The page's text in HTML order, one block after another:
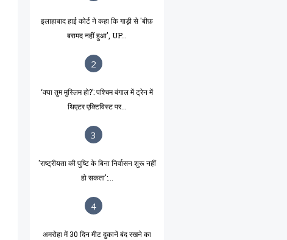
इलाहाबाद हाई कोर्ट ने कहा कि गाड़ी से 'बीफ़
बरामद नहीं हुआ', UP...
2
‘क्या तुम मुस्लिम हो?’: पश्चिम बंगाल में ट्रेन में
थिएटर एक्टिविस्ट पर...
3
'राष्ट्रीयता की पुष्टि के बिना निर्वासन शुरू नहीं
हो सकता':...
4
अमरोहा में 30 दिन मीट दुकानें बंद रखने का